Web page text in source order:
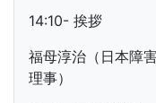
14:10- 挨拶
福母淳治（日本障
理事）